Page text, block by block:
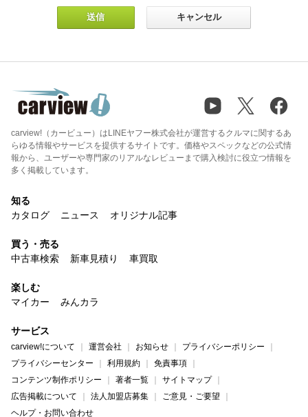
carview!（カービュー）はLINEヤフー株式会社が運営するクルマに関するあ
らゆる情報やサービスを提供するサイトです。価格やスペックなどの公式情
報から、ユーザーや専門家のリアルなレビューまで購入検討に役立つ情報を
多く掲載しています。
知る
カタログ
ニュース オリジナル記事
買う・売る
中古車検索
新車見積り 車買取
楽しむ
マイカー
みんカラ
サービス
carview!について 運営会社 お知らせ
プライバシーポリシー
プライバシーセンター
利用規約
免責事項
コンテンツ制作ポリシー
著者一覧
サイトマップ
広告掲載について
法人加盟店募集
ご意見・ご要望
ヘルプ・お問い合わせ